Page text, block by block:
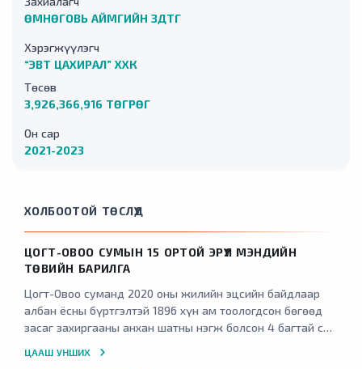
ӨМНӨГОВЬ АЙМГИЙН ЗДТГ
Хэрэгжүүлэгч
“ЭВТ ЦАХИРАЛ” ХХК
Төсөв
3,926,366,916 ТӨГРӨГ
Он сар
2021-2023
ХОЛБООТОЙ ТӨСЛҮҮД
ЦОГТ-ОВОО СУМЫН 15 ОРТОЙ ЭРҮҮЛ МЭНДИЙН
ТӨВИЙН БАРИЛГА
Цогт-Овоо суманд 2020 оны жилийн эцсийн байдлаар
албан ёсны бүртгэлтэй 1896 хүн ам тоологдсон бөгөөд
засаг захиргааны анхан шатны нэгж болсон 4 багтай сум
Улаанбаатар хот орох улсын чанартай төв засмал замын
ЦААШ УНШИХ